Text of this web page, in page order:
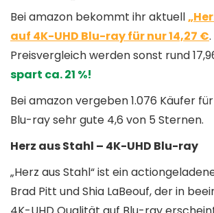
Bei amazon bekommt ihr aktuell
auf 4K-UHD Blu-ray für nur 14,27 €
Preisvergleich werden sonst rund
spart ca. 21 %!
Bei amazon vergeben 1.076 Käufer
Blu-ray sehr gute 4,6 von 5 Sternen.
Herz aus Stahl – 4K-UHD Blu-ray
„Herz aus Stahl“ ist ein
Brad Pitt und Shia LaBeouf, der in